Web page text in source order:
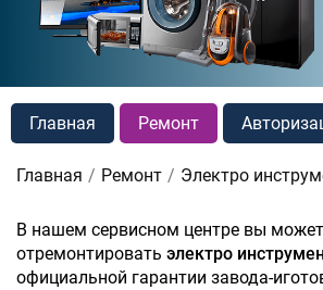
Главная Ремонт
Главная Ремонт Электро
В нашем сервисном центре вы
отремонтировать электро
официальной гарантии завода-